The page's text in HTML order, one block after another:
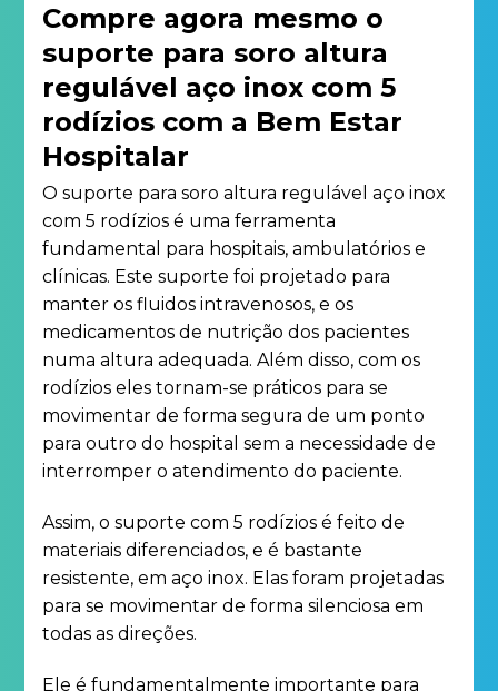
Compre agora mesmo o
suporte para soro altura
regulável aço inox com 5
rodízios com a Bem Estar
Hospitalar
O suporte para soro altura regulável aço inox
com 5 rodízios é uma ferramenta
fundamental para hospitais, ambulatórios e
clínicas. Este suporte foi projetado para
manter os fluidos intravenosos, e os
medicamentos de nutrição dos pacientes
numa altura adequada. Além disso, com os
rodízios eles tornam-se práticos para se
movimentar de forma segura de um ponto
para outro do hospital sem a necessidade de
interromper o atendimento do paciente.
Assim, o suporte com 5 rodízios é feito de
materiais diferenciados, e é bastante
resistente, em aço inox. Elas foram projetadas
para se movimentar de forma silenciosa em
todas as direções.
Ele é fundamentalmente importante para